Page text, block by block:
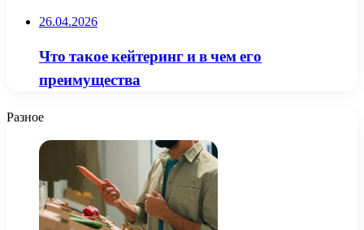
26.04.2026
Что такое кейтеринг и в чем его
преимущества
Разное